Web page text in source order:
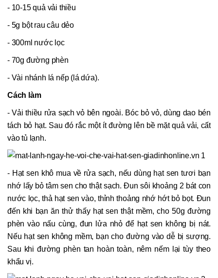
- 10-15 quả vải thiều
- 5g bột rau câu dẻo
- 300ml nước lọc
- 70g đường phèn
- Vài nhánh lá nếp (lá dứa).
Cách làm
- Vải thiều rửa sạch vỏ bên ngoài. Bóc bỏ vỏ, dùng dao bén
tách bỏ hạt. Sau đó rắc một ít đường lên bề mặt quả vải, cất
vào tủ lạnh.
- Hạt sen khô mua về rửa sạch, nếu dùng hạt sen tươi bạn
nhớ lấy bỏ tâm sen cho thật sạch. Đun sôi khoảng 2 bát con
nước lọc, thả hạt sen vào, thỉnh thoảng nhớ hớt bỏ bọt. Đun
đến khi bạn ăn thử thấy hạt sen thật mềm, cho 50g đường
phèn vào nấu cùng, đun lửa nhỏ để hạt sen không bị nát.
Nếu hạt sen không mềm, bạn cho đường vào dễ bị sượng.
Sau khi đường phèn tan hoàn toàn, nêm nếm lại tùy theo
khẩu vị.